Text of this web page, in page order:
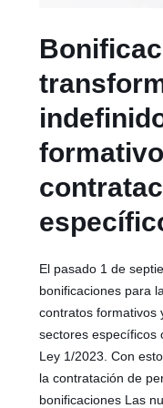
El pasado 1 de
bonificaciones para
contratos formativos
sectores específicos
Ley 1/2023. Con
la contratación de
bonificaciones Las